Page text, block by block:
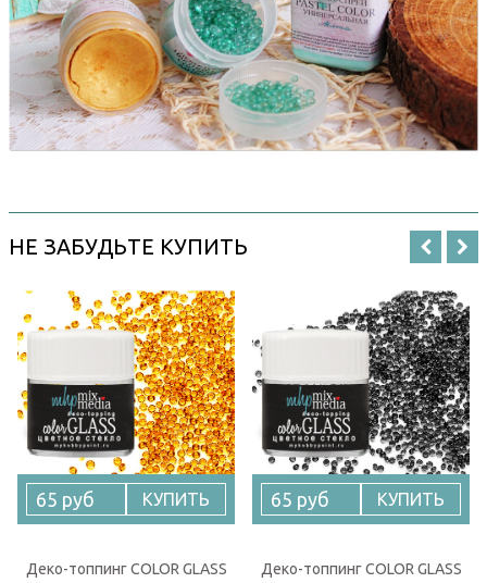
НЕ ЗАБУДЬТЕ КУПИТЬ
65 руб КУПИТЬ
Деко-топпинг COLOR GLASS
65 руб КУПИТЬ
Деко-топпинг COLOR GLASS